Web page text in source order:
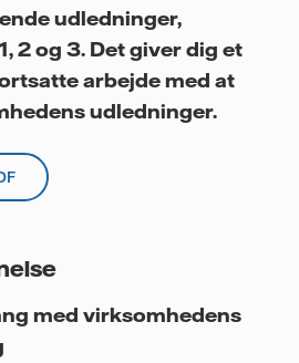
udledninger,
2 og 3. Det giver dig et
arbejde med at
udledninger.
med virksomhedens